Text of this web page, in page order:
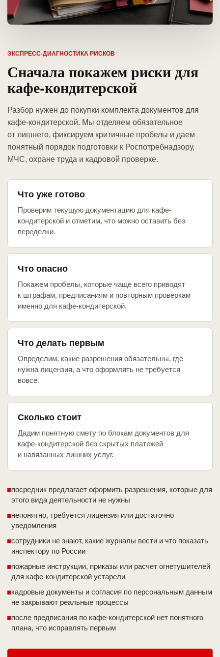
ЭКСПРЕСС-ДИАГНОСТИКА РИСКОВ
Сначала покажем риски для
кафе-кондитерской
Разбор нужен до покупки комплекта документов для
кафе-кондитерской. Мы отделяем обязательное
от лишнего, фиксируем критичные пробелы и даем
понятный порядок подготовки к Роспотребнадзору,
МЧС, охране труда и кадровой проверке.
Что уже готово
Проверим текущую документацию для кафе-
кондитерской и отметим, что можно оставить без
переделки.
Что опасно
Покажем пробелы, которые чаще всего приводят
к штрафам, предписаниям и повторным проверкам
именно для кафе-кондитерской.
Что делать первым
Определим, какие разрешения обязательны, где
нужна лицензия, а что оформлять не требуется
вовсе.
Сколько стоит
Дадим понятную смету по блокам документов для
кафе-кондитерской без скрытых платежей
и навязанных лишних услуг.
посредник предлагает оформить разрешения, которые для
этого вида деятельности не нужны
непонятно, требуется лицензия или достаточно
уведомления
сотрудники не знают, какие журналы вести и что показать
инспектору по России
пожарные инструкции, приказы или расчет огнетушителей
для кафе-кондитерской устарели
кадровые документы и согласия по персональным данным
не закрывают реальные процессы
после предписания по кафе-кондитерской нет понятного
плана, что исправлять первым